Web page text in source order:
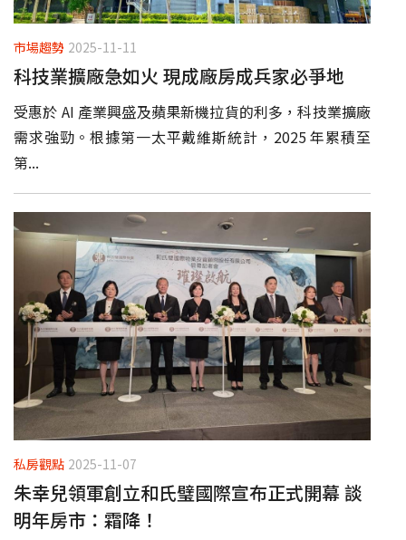
市場趨勢 2025-11-11
科技業擴廠急如火 現成廠房成兵家必爭地
受惠於 AI 產業興盛及蘋果新機拉貨的利多，科技業擴廠
需求強勁。根據第一太平戴維斯統計，2025 年累積至
第...
私房觀點 2025-11-07
朱幸兒領軍創立和氏璧國際宣布正式開幕 談
明年房市：霜降！